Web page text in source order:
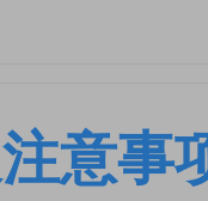
意事